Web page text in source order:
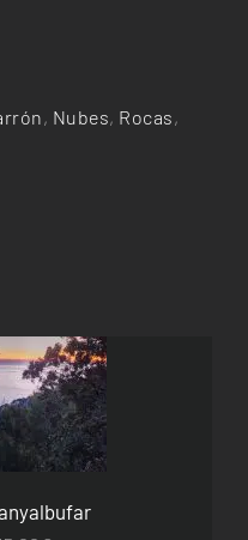
, Nubes, Rocas,